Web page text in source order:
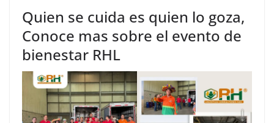
Quien se cuida es quien lo goza,
Conoce mas sobre el evento de
bienestar RHL